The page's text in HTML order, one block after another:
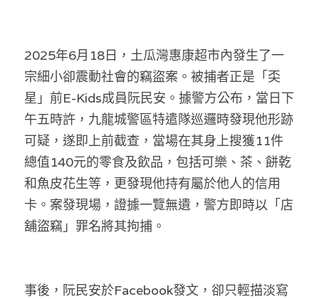
趙處機專欄
KOL 精選
大衛sir專欄
曾子晴 - 晴深直說
龔靜儀大律師專欄
陳貴春大律師專欄
2025年6月18日，土瓜灣惠康超市內發生了一
宗細小卻震動社會的竊盜案。被捕者正是「奀
星」前E-Kids成員阮民安。據警方公布，當日下
午五時許，九龍城警區特遣隊巡邏時發現他形跡
可疑，遂即上前截查，當場在其身上搜獲11件
總值140元的零食及飲品，包括可樂、茶、餅乾
和魚皮花生等，更發現他持有屬於他人的信用
卡。案發現場，證據一覽無遺，警方即時以「店
舖盜竊」罪名將其拘捕。
事後，阮民安於Facebook發文，卻只輕描淡寫